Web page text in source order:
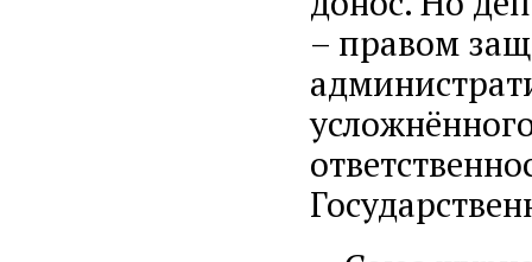
– правом